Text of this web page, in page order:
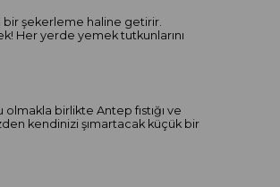
bir şekerleme haline getirir.
Her yerde yemek tutkunlarını
birlikte Antep fıstığı ve
kendinizi şımartacak küçük bir